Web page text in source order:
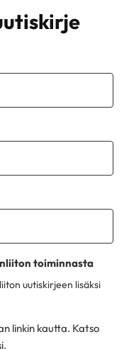
toiminnasta
uutiskirjeen lisäksi
linkin kautta. Katso